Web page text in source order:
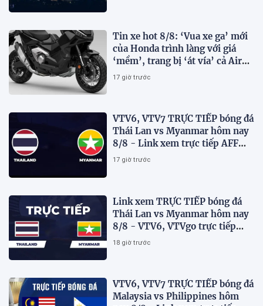
Tin xe hot 8/8: ‘Vua xe ga’ mới
của Honda trình làng với giá
‘mềm’, trang bị ‘át vía’ cả Air
Blade và SH
17 giờ trước
VTV6, VTV7 TRỰC TIẾP bóng đá
Thái Lan vs Myanmar hôm nay
8/8 - Link xem trực tiếp AFF
Cup 2026 mới nhất
17 giờ trước
Link xem TRỰC TIẾP bóng đá
Thái Lan vs Myanmar hôm nay
8/8 - VTV6, VTVgo trực tiếp
AFF Cup 2026
18 giờ trước
VTV6, VTV7 TRỰC TIẾP bóng đá
Malaysia vs Philippines hôm